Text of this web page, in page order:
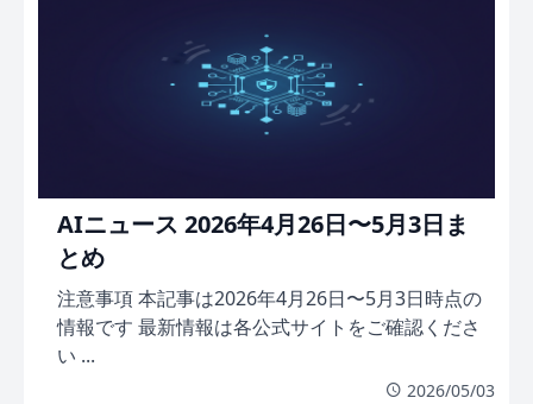
AIニュース 2026年4月26日〜5月3日ま
とめ
注意事項 本記事は2026年4月26日〜5月3日時点の
情報です 最新情報は各公式サイトをご確認くださ
い ...
2026/05/03